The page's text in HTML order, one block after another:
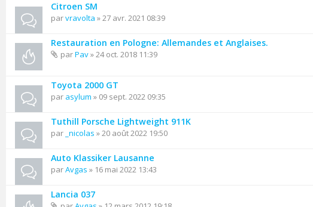
Citroen SM
parvravolta » 27 avr. 2021 08:39
Restauration en Pologne: Allemandes et Anglaises.
parPav» 24 oct. 2018 11:39
Toyota 2000 GT
par asylum » 09 sept. 2022 09:35
Tuthill Porsche Lightweight 911K
par _nicolas » 20 août 2022 19:50
Auto Klassiker Lausanne
parAvgas » 16 mai 2022 13:43
Lancia 037